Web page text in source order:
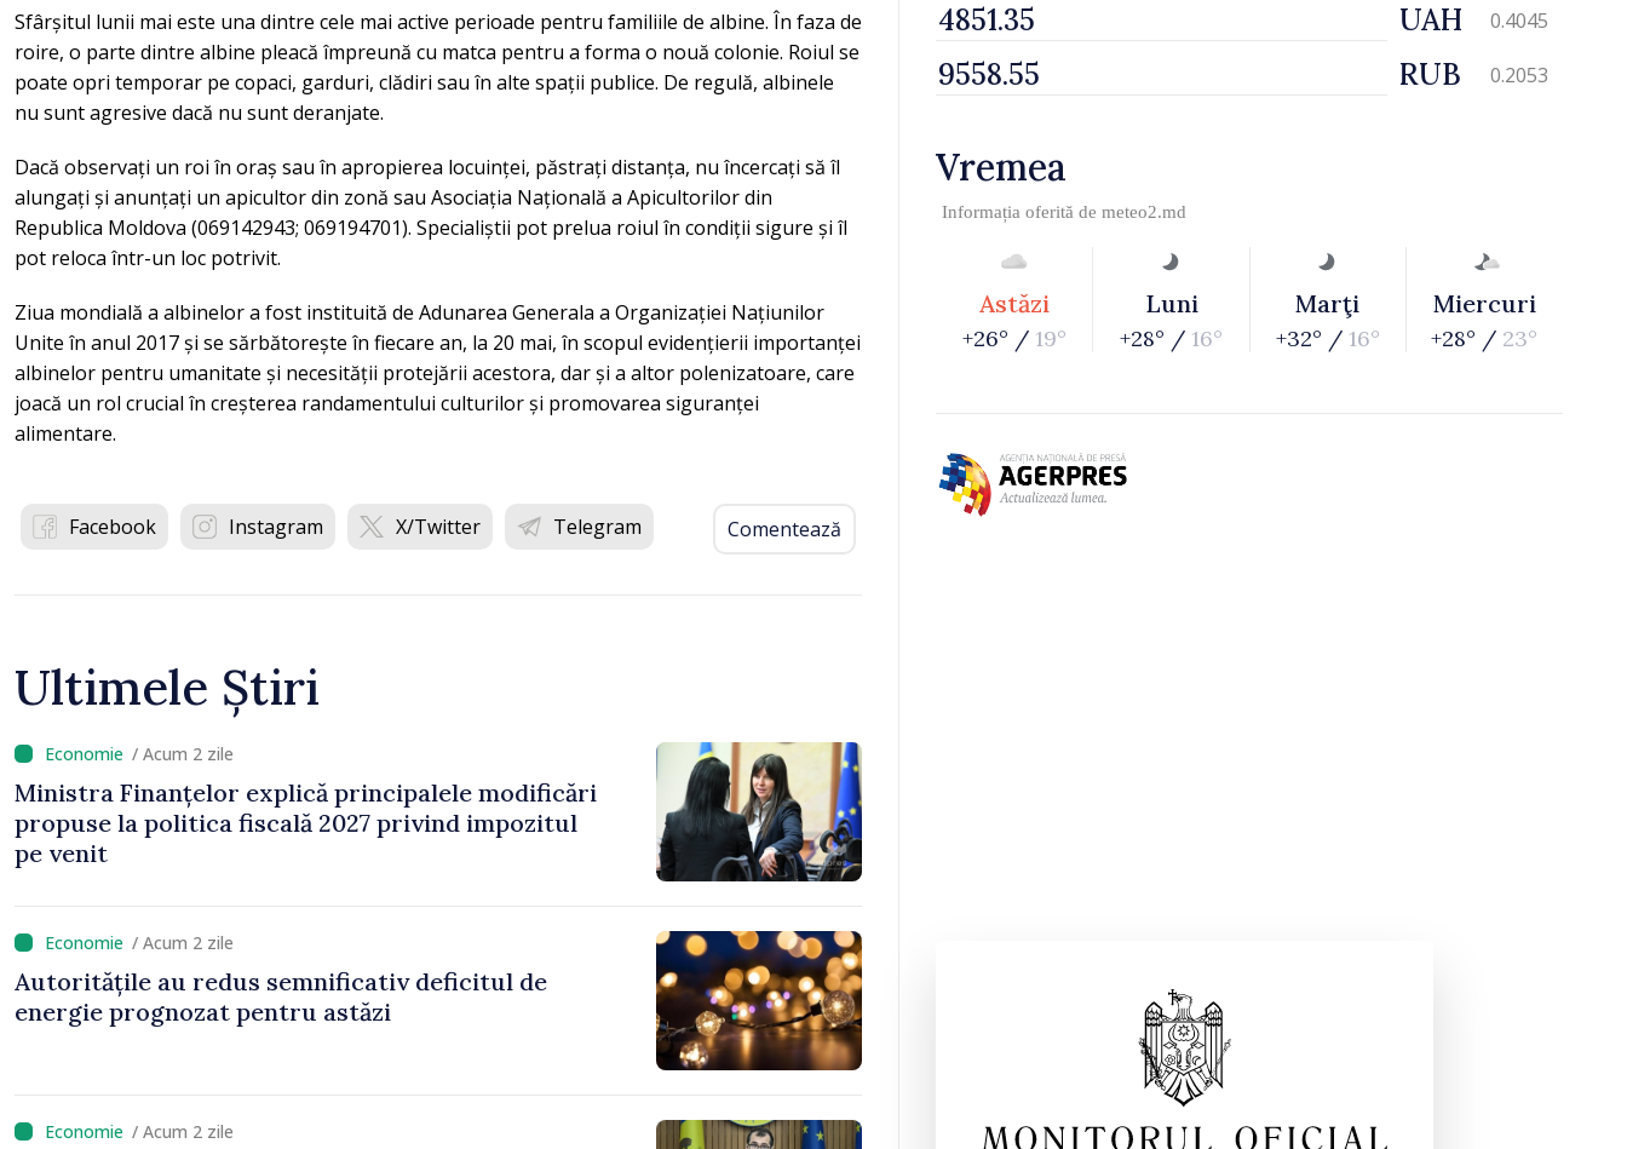
Sfârșitul lunii mai este una dintre cele mai active perioade pentru familiile de albine. În faza de
roire, o parte dintre albine pleacă împreună cu matca pentru a forma o nouă colonie. Roiul se
poate opri temporar pe copaci, garduri, clădiri sau în alte spații publice. De regulă, albinele
nu sunt agresive dacă nu sunt deranjate.
Dacă observați un roi în oraș sau în apropierea locuinței, păstrați distanța, nu încercați să îl
alungați și anunțați un apicultor din zonă sau Asociația Națională a Apicultorilor din
Republica Moldova (069142943; 069194701). Specialiștii pot prelua roiul în condiții sigure și îl
pot reloca într-un loc potrivit.
Ziua mondială a albinelor a fost instituită de Adunarea Generala a Organizației Națiunilor
Unite în anul 2017 și se sărbătorește în fiecare an, la 20 mai, în scopul evidențierii importanței
albinelor pentru umanitate și necesității protejării acestora, dar și a altor polenizatoare, care
joacă un rol crucial în creșterea randamentului culturilor și promovarea siguranței
alimentare.
Facebook Instagram X/Twitter Telegram Comentează
Ultimele Știri
/ Acum 2 zile
Ministra Finanțelor explică principalele modificări
propuse la politica fiscală 2027 privind impozitul
pe venit
/ Acum 2 zile
Autoritățile au redus semnificativ deficitul de
energie prognozat pentru astăzi
/ Acum 2 zile
UAH 0.4045
RUB 0.2053
Vremea
Informația oferită de meteo2.md
Astăzi
+26° / 19°
Luni
+28° / 16°
Marţi
+32° / 16°
Miercuri
+28° / 23°